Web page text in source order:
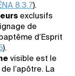
8.3.7).
exclusifs
de
d’Esprit
).
visible est le
l’apôtre. La